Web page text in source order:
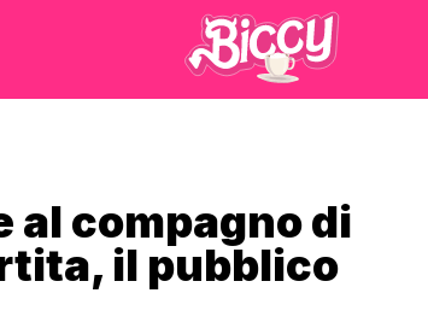
compagno di
il pubblico